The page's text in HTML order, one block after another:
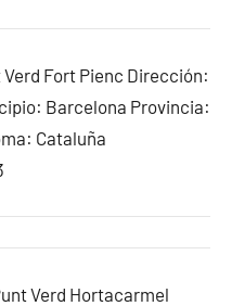
Verd Fort Pienc Dirección:
Barcelona Provincia:
Cataluña
Verd Hortacarmel